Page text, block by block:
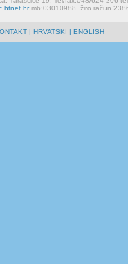
mb:03010988, žiro račun
| HRVATSKI | ENGLISH